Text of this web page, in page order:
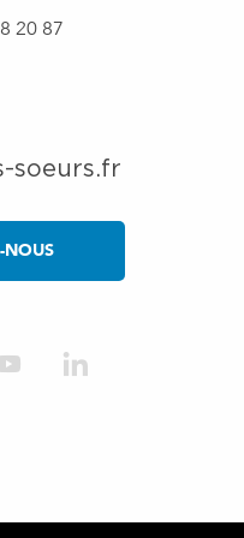
20 87
soeurs.fr
NOUS